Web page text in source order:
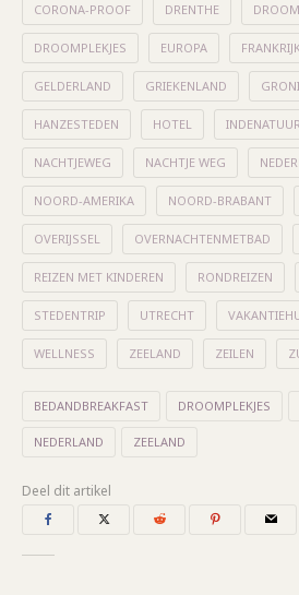
CORONA-PROOF DRENTHE
DROOMPLEKJES EUROPA
GELDERLAND GRIEKENLAND
HANZESTEDEN HOTEL INDENATUUR
NACHTJEWEG NACHTJE WEG
NOORD-AMERIKA NOORD-BRABANT
OVERIJSSEL OVERNACHTENMETBAD
REIZEN MET KINDEREN RONDREIZEN
STEDENTRIP UTRECHT
WELLNESS ZEELAND ZEILEN
BEDANDBREAKFAST DROOMPLEKJES
NEDERLAND ZEELAND
Deel dit artikel